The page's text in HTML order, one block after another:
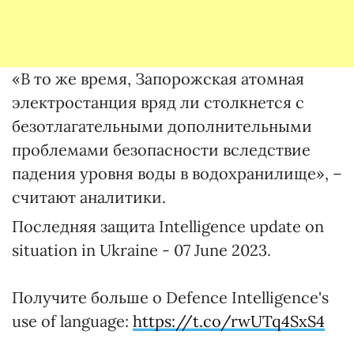
«В то же время, Запорожская атомная
электростанция вряд ли столкнется с
безотлагательными дополнительными
проблемами безопасности вследствие
падения уровня воды в водохранилище», –
считают аналитики.
Последняя защита Intelligence update on
situation in Ukraine - 07 June 2023.
Получите больше о Defence Intelligence's
use of language: https://t.co/rwUTq4SxS4